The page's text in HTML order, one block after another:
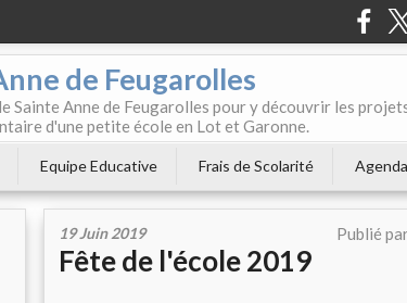
de Feugarolles
Sainte Anne de Feugarolles pour y découvrir les
d'une petite école en Lot et Garonne.
Equipe Educative Frais de Scolarité Agenda
19 Juin 2019 Publié
Fête de l'école 2019